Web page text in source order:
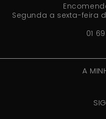
Segunda a sexta-feira
01
A